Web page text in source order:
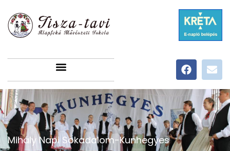
Mihály Napi Sokadalom-Kunhegyes